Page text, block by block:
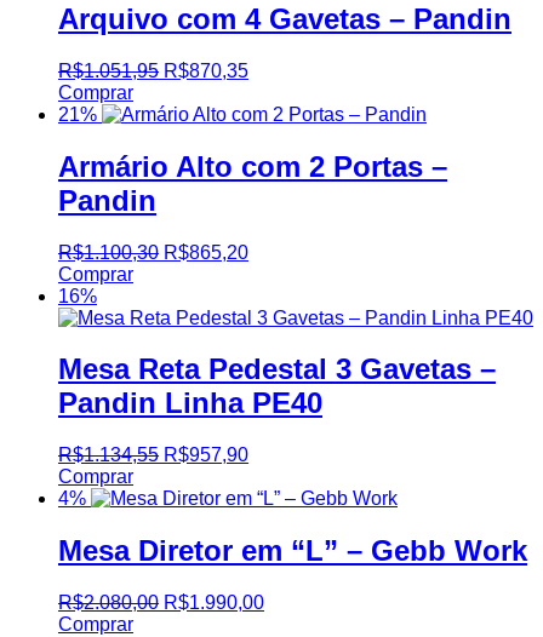
Arquivo com 4 Gavetas – Pandin
R$1.051,95 R$870,35
Comprar
21%
Armário Alto com 2 Portas –
Pandin
R$1.100,30 R$865,20
Comprar
16%
Mesa Reta Pedestal 3 Gavetas –
Pandin Linha PE40
R$1.134,55 R$957,90
Comprar
4%
Mesa Diretor em “L” – Gebb Work
R$2.080,00 R$1.990,00
Comprar